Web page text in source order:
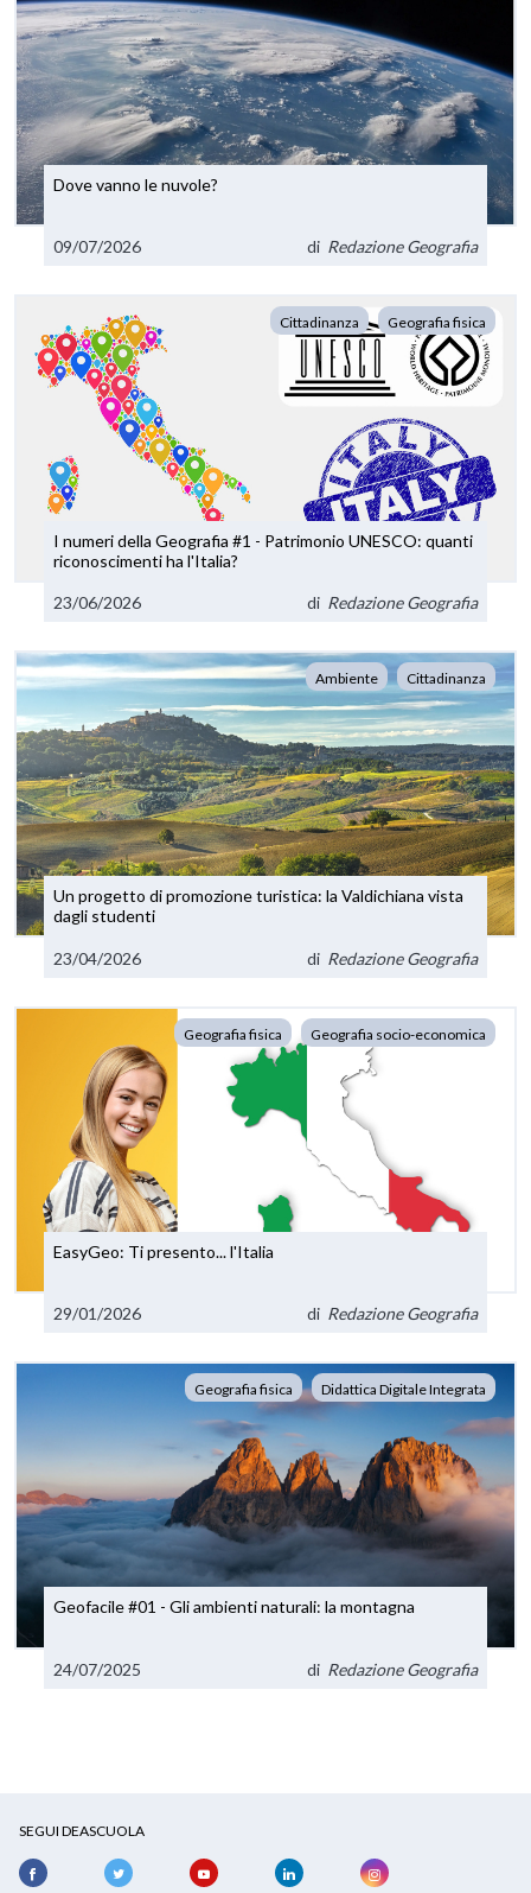
Dove vanno le nuvole?
09/07/2026 di Redazione Geografia
Cittadinanza Geografia fisica
I numeri della Geografia #1 - Patrimonio UNESCO: quanti
riconoscimenti ha l'Italia?
23/06/2026 di Redazione Geografia
Ambiente Cittadinanza
Un progetto di promozione turistica: la Valdichiana vista
dagli studenti
23/04/2026 di Redazione Geografia
Geografia fisica Geografia socio-economica
EasyGeo: Ti presento... l'Italia
29/01/2026 di Redazione Geografia
Geografia fisica Didattica Digitale Integrata
Geofacile #01 - Gli ambienti naturali: la montagna
24/07/2025 di Redazione Geografia
SEGUI DEASCUOLA